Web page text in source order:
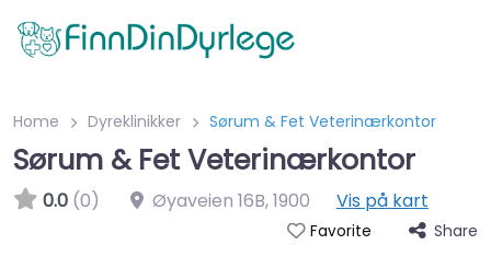
Home Dyreklinikker Sørum & Fet Veterinærkontor
Sørum & Fet Veterinærkontor
0.0 (0) Øyaveien 16B,1900 Vis på kart
Favorite Share